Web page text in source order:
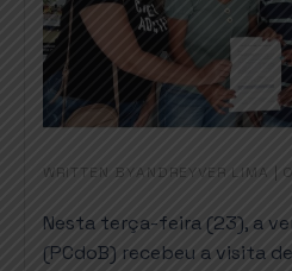
WRITTEN BYANDREYVER LIMA
Nesta terça-feira (23), a
(PCdoB) recebeu a visita